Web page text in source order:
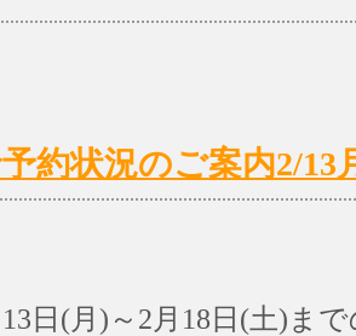
約状況のご案内2/13
日(月)～2月18日(土)ま